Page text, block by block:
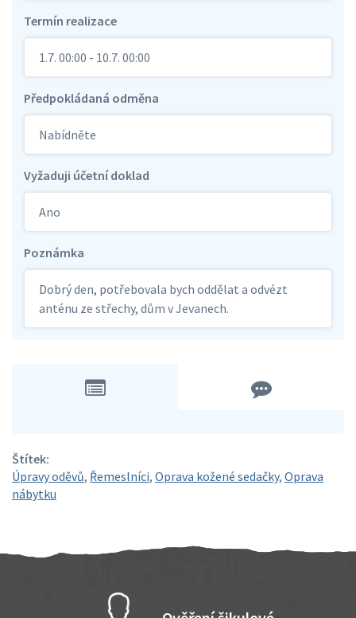
Termín realizace
1.7. 00:00 - 10.7. 00:00
Předpokládaná odměna
Nabídněte
Vyžaduji účetní doklad
Ano
Poznámka
Dobrý den, potřebovala bych oddělat a odvézt
anténu ze střechy, dům v Jevanech.
Štítek:
Úpravy oděvů, Řemeslníci, Oprava kožené sedačky, Oprava
nábytku